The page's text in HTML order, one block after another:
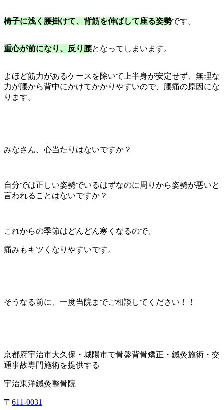
椅子に浅く腰掛けて、背筋を伸ばして座る姿勢です。
重心が前になり、反り腰となってしまいます。
よほど筋力があるケースを除いて上半身が安定せず、無理な
力が腰から背中にかけてかかりやすいので、腰痛の原因にな
ります。
みなさん、心当たりはないですか？
自分では正しい姿勢でいるはずなのに周りから姿勢が悪いと
言われることはないですか？
これからの季節はどんどん寒くなるので、
痛みもキツくなりやすいです。
そうなる前に、一度当院までご相談してください！！
京都府宇治市大久保・城陽市で骨盤背骨矯正・鍼灸施術・交
通事故専門施術を提供する
宇治東洋鍼灸整骨院
〒 611-0031